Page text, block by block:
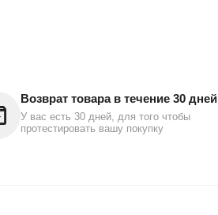
Возврат товара в течение 30 дней
У вас есть 30 дней, для того чтобы
протестировать вашу покупку